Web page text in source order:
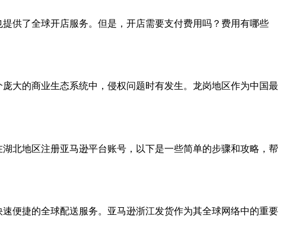
供了全球开店服务。但是，开店需要支付费用吗？费用有哪些
大的商业生态系统中，侵权问题时有发生。龙岗地区作为中国最
北地区注册亚马逊平台账号，以下是一些简单的步骤和攻略，帮
便捷的全球配送服务。亚马逊浙江发货作为其全球网络中的重要